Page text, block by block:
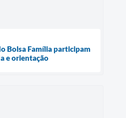
Bolsa Família participam
e orientação